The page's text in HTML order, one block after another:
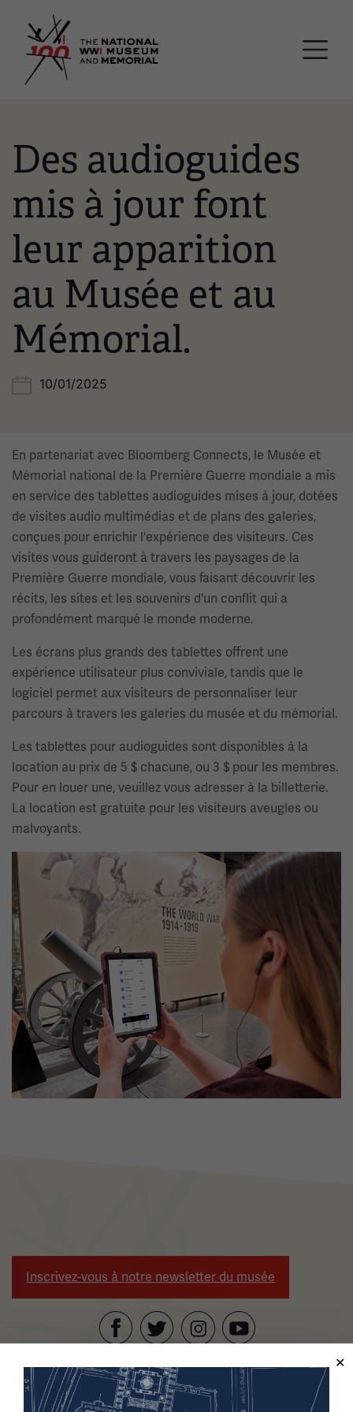
Des audioguides
mis à jour font
leur apparition
au Musée et au
Mémorial.
10/01/2025
En partenariat avec Bloomberg Connects, le Musée et
Mémorial national de la Première Guerre mondiale a mis
en service des tablettes audioguides mises à jour, dotées
de visites audio multimédias et de plans des galeries,
conçues pour enrichir l'expérience des visiteurs. Ces
visites vous guideront à travers les paysages de la
Première Guerre mondiale, vous faisant découvrir les
récits, les sites et les souvenirs d'un conflit qui a
profondément marqué le monde moderne.
Les écrans plus grands des tablettes offrent une
expérience utilisateur plus conviviale, tandis que le
logiciel permet aux visiteurs de personnaliser leur
parcours à travers les galeries du musée et du mémorial.
Les tablettes pour audioguides sont disponibles à la
location au prix de 5 $ chacune, ou 3 $ pour les membres.
Pour en louer une, veuillez vous adresser à la billetterie.
La location est gratuite pour les visiteurs aveugles ou
malvoyants.
Image(s)
Inscrivez-vous à notre newsletter du musée